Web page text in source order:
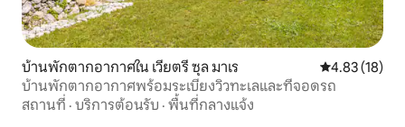
บ้านพักตากอากาศใน เวียตรี ซุล มาเร คะแนนเฉลี่ย
4.83 (18)
บ้านพักตากอากาศพร้อมระเบียงวิวทะเลและที่จอดรถ
สถานที่ · บริการต้อนรับ · พื้นที่กลางแจ้ง